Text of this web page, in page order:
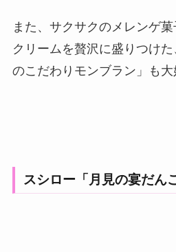
また、サクサクのメレンゲ
クリームを贅沢に盛りつけ
のこだわりモンブラン」も大
スシロー「月見の宴だん